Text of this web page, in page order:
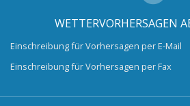
WETTERVORHERSAGEN
Einschreibung für Vorhersagen per E-Mail
Einschreibung für Vorhersagen per Fax